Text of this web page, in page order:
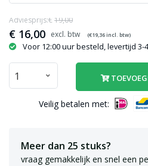
€ 16,00 (€19,36incl. btw)
Adviesprijs:€ 19,00
Voor 12:00 uur besteld, levertijd 3-
Veilig betalen met:
Meer dan 25 stuks?
vraag gemakkelijk en snel een